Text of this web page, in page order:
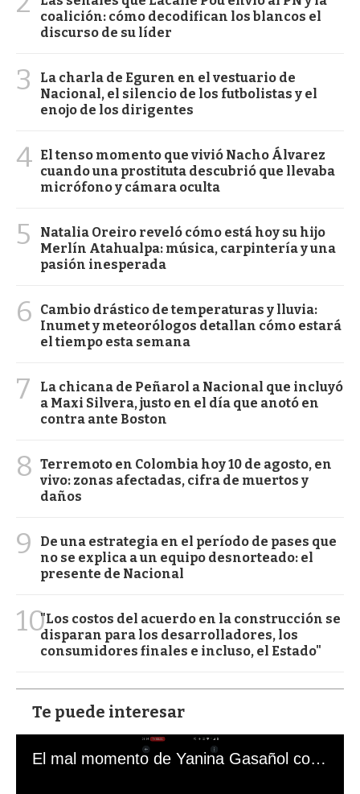
coalición: cómo decodifican los blancos el
discurso de su líder
3
La charla de Eguren en el vestuario de
Nacional, el silencio de los futbolistas y el
enojo de los dirigentes
4 El tenso momento que vivió Nacho Álvarez
cuando una prostituta descubrió que llevaba
micrófono y cámara oculta
5
Natalia Oreiro reveló cómo está hoy su hijo
Merlín Atahualpa: música, carpintería y una
pasión inesperada
6
Cambio drástico de temperaturas y lluvia:
Inumet y meteorólogos detallan cómo estará
el tiempo esta semana
7
La chicana de Peñarol a Nacional que incluyó
a Maxi Silvera, justo en el día que anotó en
contra ante Boston
8 Terremoto en Colombia hoy 10 de agosto, en
vivo: zonas afectadas, cifra de muertos y
daños
9
De una estrategia en el período de pases que
no se explica a un equipo desnorteado: el
presente de Nacional
10"Los costos del acuerdo en la construcción se
disparan para los desarrolladores, los
consumidores finales e incluso, el Estado"
Te puede interesar
El mal momento de Yanina Gasañol con un hincha argentino en "Subrayado"